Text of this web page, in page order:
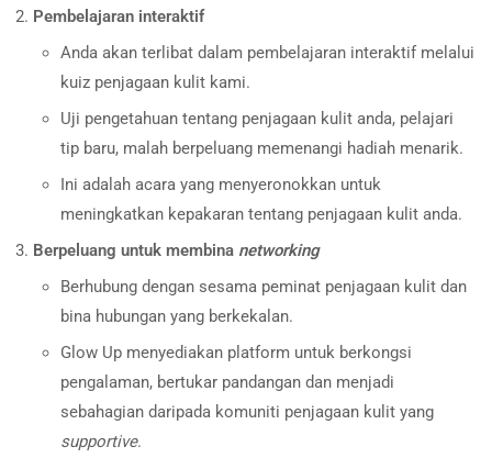
Pembelajaran interaktif
Anda akan terlibat dalam pembelajaran interaktif melalui
kuiz penjagaan kulit kami.
Uji pengetahuan tentang penjagaan kulit anda, pelajari
tip baru, malah berpeluang memenangi hadiah menarik.
Ini adalah acara yang menyeronokkan untuk
meningkatkan kepakaran tentang penjagaan kulit anda.
Berpeluang untuk membina networking
Berhubung dengan sesama peminat penjagaan kulit dan
bina hubungan yang berkekalan.
Glow Up menyediakan platform untuk berkongsi
pengalaman, bertukar pandangan dan menjadi
sebahagian daripada komuniti penjagaan kulit yang
supportive.